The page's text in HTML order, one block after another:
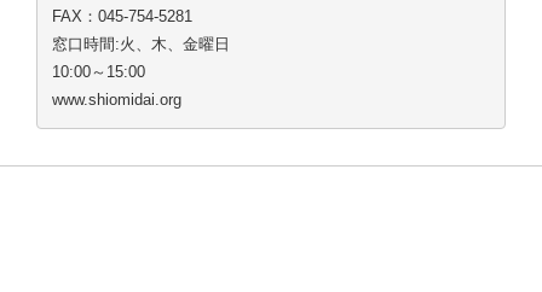
FAX：045-754-5281
窓口時間:火、木、金曜日
10:00～15:00
www.shiomidai.org